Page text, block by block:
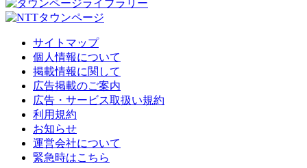
サイトマップ
個人情報について
掲載情報に関して
広告掲載のご案内
広告・サービス取扱い規約
利用規約
お知らせ
運営会社について
緊急時はこちら